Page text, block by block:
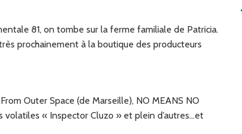
81, on tombe sur la ferme familiale de Patricia.
prochainement à la boutique des producteurs
Outer Space (de Marseille), NO MEANS NO
volatiles « Inspector Cluzo » et plein d’autres…et